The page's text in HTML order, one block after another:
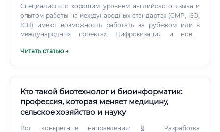
России и значительно больше при работе на
международные компании в дистанционном формате.
Специалисты с хорошим уровнем английского языка и
опытом работы на международных стандартах (GMP, ISO,
ICH) имеют возможность работать за рубежом или в
международных проектах. Цифровизация и новые
переплетается с IT. Биоинформатика, анализ больших
цифровые инструменты.
Читать статью →
Кто такой биотехнолог и биоинформатик:
профессия, которая меняет медицину,
сельское хозяйство и науку
Вот конкретные направления: 🧬 Разработка